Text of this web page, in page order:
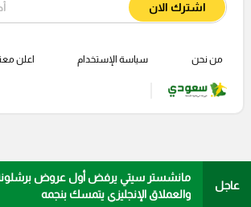
عاجل
مانشستر سيتي يرفض أول عروض
والعملاق الإنجليزي يتمسك بنجمه
اشترك الان
من نحن سياسة الإستخدام اعلن